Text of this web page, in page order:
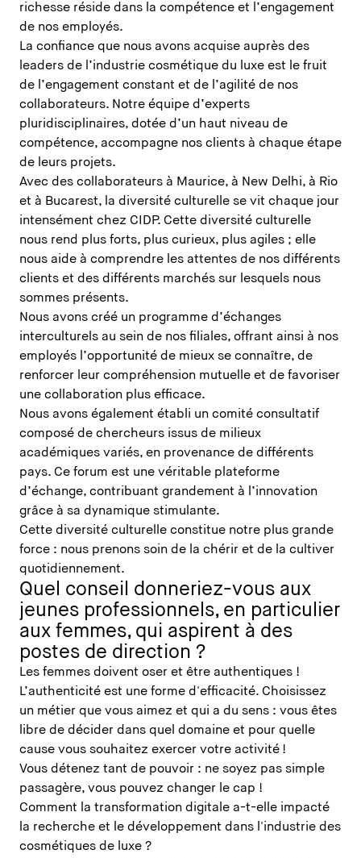
richesse réside dans la compétence et l’engagement
de nos employés.
La confiance que nous avons acquise auprès des
leaders de l’industrie cosmétique du luxe est le fruit
de l’engagement constant et de l’agilité de nos
collaborateurs. Notre équipe d’experts
pluridisciplinaires, dotée d’un haut niveau de
compétence, accompagne nos clients à chaque étape
de leurs projets.
Avec des collaborateurs à Maurice, à New Delhi, à Rio
et à Bucarest, la diversité culturelle se vit chaque jour
intensément chez CIDP. Cette diversité culturelle
nous rend plus forts, plus curieux, plus agiles ; elle
nous aide à comprendre les attentes de nos différents
clients et des différents marchés sur lesquels nous
sommes présents.
Nous avons créé un programme d’échanges
interculturels au sein de nos filiales, offrant ainsi à nos
employés l’opportunité de mieux se connaître, de
renforcer leur compréhension mutuelle et de favoriser
une collaboration plus efficace.
Nous avons également établi un comité consultatif
composé de chercheurs issus de milieux
académiques variés, en provenance de différents
pays. Ce forum est une véritable plateforme
d’échange, contribuant grandement à l’innovation
grâce à sa dynamique stimulante.
Cette diversité culturelle constitue notre plus grande
force : nous prenons soin de la chérir et de la cultiver
quotidiennement.
Quel conseil donneriez-vous aux
jeunes professionnels, en particulier
aux femmes, qui aspirent à des
postes de direction ?
Les femmes doivent oser et être authentiques !
L’authenticité est une forme d'efficacité. Choisissez
un métier que vous aimez et qui a du sens : vous êtes
libre de décider dans quel domaine et pour quelle
cause vous souhaitez exercer votre activité !
Vous détenez tant de pouvoir : ne soyez pas simple
passagère, vous pouvez changer le cap !
Comment la transformation digitale a-t-elle impacté
la recherche et le développement dans l'industrie des
cosmétiques de luxe ?